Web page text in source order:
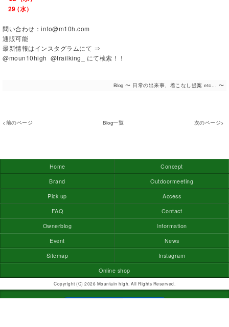
29 (水）
問い合わせ：info@m10h.com
通販可能
最新情報はインスタグラムにて ⇒
@moun10high @trailking_ にて検索！！
Blog 〜 日常の出来事、着こなし提案 etc... 〜
<前のページ Blog一覧 次のページ>
Home
Concept
Brand
Outdoormeeting
Pick up
Access
FAQ
Contact
Ownerblog
Information
Event
News
Sitemap
Instagram
Online shop
Copyright (C) 2026 Mountain high. All Rights Reserved.